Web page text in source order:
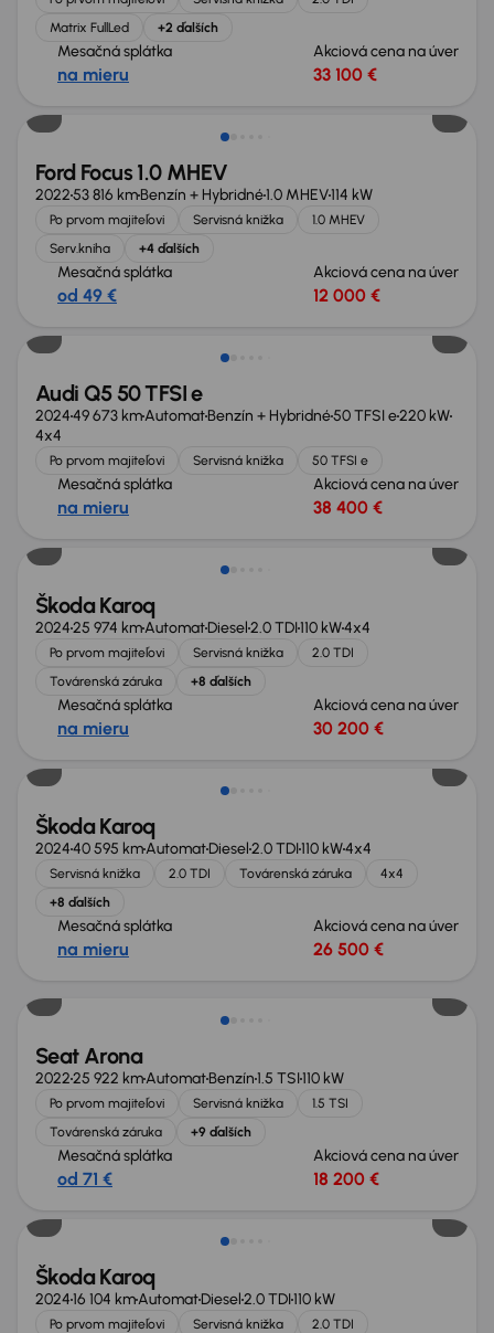
Matrix FullLed
+2 ďalších
Mesačná splátka
na mieru
Akciová cena na úver
33 100 €
Ford Focus 1.0 MHEV
202253 816 kmBenzín + Hybridné1.0 MHEV114 kW
Po prvom majiteľovi Servisná knižka
1.0 MHEV
Serv.kniha
+4 ďalších
Mesačná splátka
od 49 €
Akciová cena na úver
12 000 €
Možnosť odpočtu DPH
Audi Q5 50 TFSI e
202449 673 kmAutomatBenzín + Hybridné50 TFSI e220 kW
4x4
Po prvom majiteľovi Servisná knižka 50 TFSI e
Mesačná splátka
na mieru
Akciová cena na úver
38 400 €
Zlacnené o 3 100 €
Škoda Karoq
202425 974 kmAutomatDiesel2.0 TDI110 kW4x4
Po prvom majiteľovi Servisná knižka
2.0 TDI
Továrenská záruka
+8 ďalších
Mesačná splátka
na mieru
Akciová cena na úver
30 200 €
Zlacnené o 2 000 €
Škoda Karoq
202440 595 kmAutomatDiesel2.0 TDI110 kW4x4
Servisná knižka 2.0 TDI Továrenská záruka
4x4
+8 ďalších
Mesačná splátka
na mieru
Akciová cena na úver
26 500 €
Seat Arona
202225 922 kmAutomatBenzín1.5 TSI110 kW
Po prvom majiteľovi Servisná knižka
1.5 TSI
Továrenská záruka
+9 ďalších
Mesačná splátka
od 71 €
Akciová cena na úver
18 200 €
Zlacnené o 2 400 €
Škoda Karoq
202416 104 kmAutomatDiesel2.0 TDI110 kW
Po prvom majiteľovi Servisná knižka
2.0 TDI